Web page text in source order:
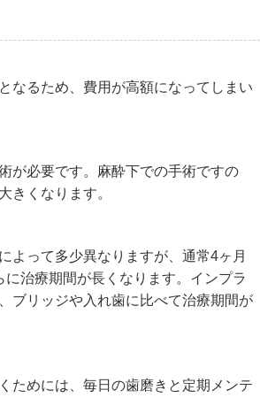
なるため、費用が高額になってしまい
が必要です。麻酔下での手術ですの
きくなります。
よって多少異なりますが、通常4ヶ月
治療期間が長くなります。インプラ
ブリッジや入れ歯に比べて治療期間が
ためには、毎日の歯磨きと定期メンテ